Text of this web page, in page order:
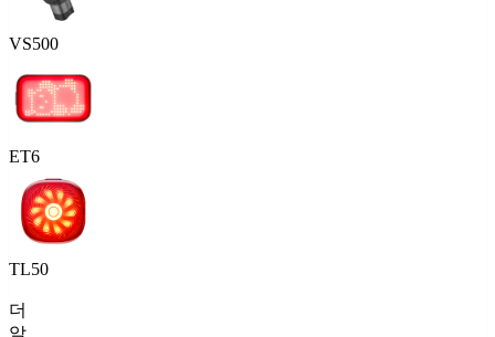
VS500
ET6
TL50
더
알